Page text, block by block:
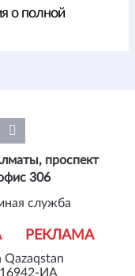
о полной
ИА
РЕКЛАМА
проспект
306
служба